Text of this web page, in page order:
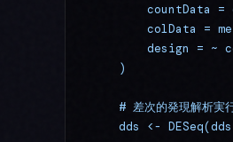
countData =
colData =
design = ~
    )
# 差次的発現解析実
dds <-